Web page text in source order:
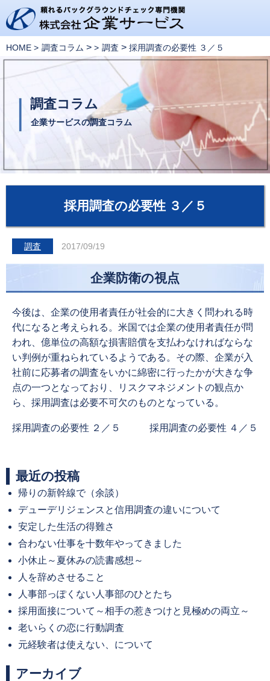
HOME 調査コラム > 調査 > 採用調査の必要性 ３／５
調査コラム
企業サービスの調査コラム
採用調査の必要性 ３／５
調査 2017/09/19
企業防衛の視点
今後は、企業の使用者責任が社会的に大きく問われる時
代になると考えられる。米国では企業の使用者責任が問
われ、億単位の高額な損害賠償を支払わなければならな
い判例が重ねられているようである。その際、企業が入
社前に応募者の調査をいかに綿密に行ったかが大きな争
点の一つとなっており、リスクマネジメントの観点か
ら、採用調査は必要不可欠のものとなっている。
Previous
採用調査の必要性 ２／５
Next
採用調査の必要性 ４／５
最近の投稿
帰りの新幹線で（余談）
デューデリジェンスと信用調査の違いについて
安定した生活の得難さ
合わない仕事を十数年やってきました
小休止～夏休みの読書感想～
人を辞めさせること
人事部っぽくない人事部のひとたち
採用面接について～相手の惹きつけと見極めの両立～
老いらくの恋に行動調査
元経験者は使えない、について
アーカイブ